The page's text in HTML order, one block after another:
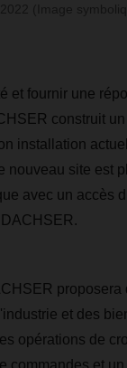
et fournir une
construit
installation
nouveau site est
avec un accès
proposera
et des
opérations de
commandes et